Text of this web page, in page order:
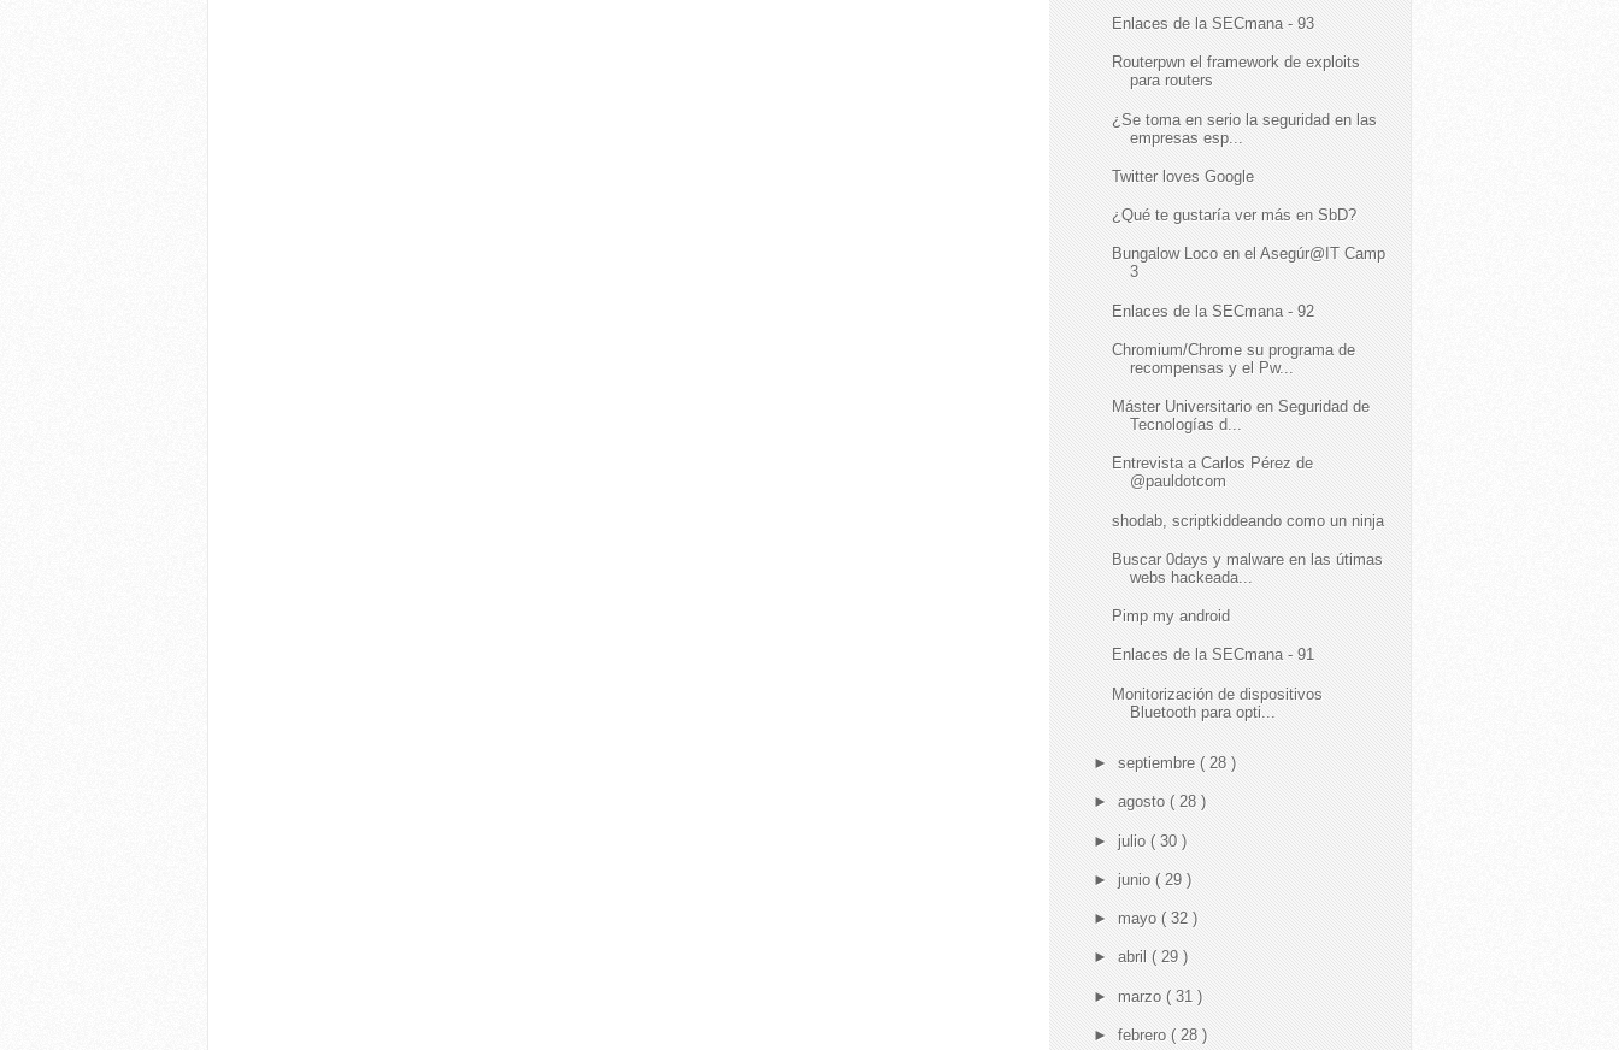
Enlaces de la SECmana - 93
Routerpwn el framework de exploits
para routers
¿Se toma en serio la seguridad en las
empresas esp...
Twitter loves Google
¿Qué te gustaría ver más en SbD?
Bungalow Loco en el Asegúr@IT Camp
3
Enlaces de la SECmana - 92
Chromium/Chrome su programa de
recompensas y el Pw...
Máster Universitario en Seguridad de
Tecnologías d...
Entrevista a Carlos Pérez de
@pauldotcom
shodab, scriptkiddeando como un ninja
Buscar 0days y malware en las útimas
webs hackeada...
Pimp my android
Enlaces de la SECmana - 91
Monitorización de dispositivos
Bluetooth para opti...
► septiembre ( 28 )
► agosto ( 28 )
► julio ( 30 )
► junio ( 29 )
► mayo ( 32 )
► abril ( 29 )
► marzo ( 31 )
► febrero ( 28 )